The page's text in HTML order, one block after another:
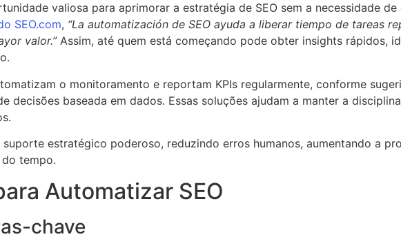
valiosa para aprimorar a estratégia de SEO sem a necessidade
SEO.com, “La automatización de SEO ayuda a liberar tiempo de tareas
valor.”Assim, até quem está começando pode obter insights rápidos,
o monitoramento e reportam KPIs regularmente, conforme
decisões baseada em dados. Essas soluções ajudam a manter a
estratégico poderoso, reduzindo erros humanos, aumentando a
tempo.
Automatizar SEO
chave